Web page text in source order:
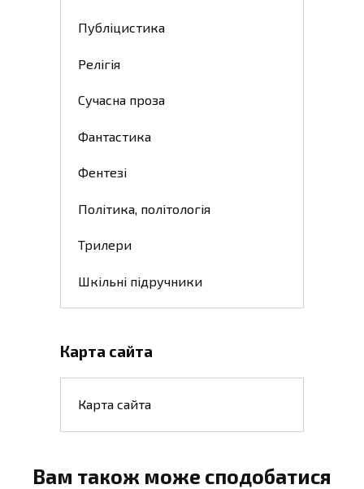
Публіцистика
Релігія
Сучасна проза
Фантастика
Фентезі
Політика, політологія
Трилери
Шкільні підручники
Карта сайта
Карта сайта
Вам також може сподобатися